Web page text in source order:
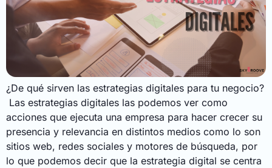
¿De qué sirven las estrategias digitales para tu negocio?
Las estrategias digitales las podemos ver como
acciones que ejecuta una empresa para hacer crecer su
presencia y relevancia en distintos medios como lo son
sitios web, redes sociales y motores de búsqueda, por
lo que podemos decir que la estrategia digital se centra